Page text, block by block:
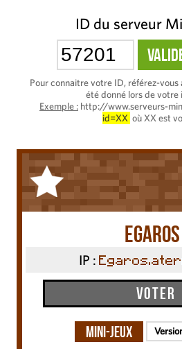
ID du serveur
Pour connaitre votre ID, référez-vous
été donné lors de votre
Exemple : http://www.serveurs-
id=XX où XX est
Egaros
IP :
Voter
Mini-Jeux